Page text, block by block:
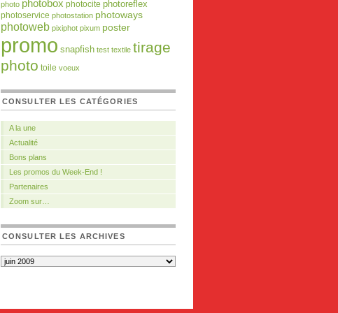
photo photobox photocite photoreflex
photoservice photostation photoways
photoweb pixiphot pixum poster
promo snapfish test textile tirage
photo toile voeux
CONSULTER LES CATÉGORIES
A la une
Actualité
Bons plans
Les promos du Week-End !
Partenaires
Zoom sur…
CONSULTER LES ARCHIVES